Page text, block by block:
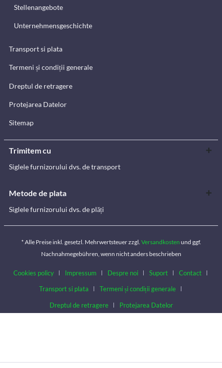
Stellenangebote
Unternehmensgeschichte
Transport si plata
Termeni și condiții generale
Dreptul de retragere
Protejarea Datelor
Sitemap
Trimitem cu
Siglele furnizorului dvs. de transport
Metode de plata
Siglele furnizorului dvs. de plăți
* Alle Preise inkl. gesetzl. Mehrwertsteuer zzgl. Versandkosten und ggf.
Nachnahmegebühren, wenn nicht anders beschrieben
Cookies policy Impressum Despre noi Suport
Contact
Transport si plata
Termeni și condiții generale
Dreptul de retragere Protejarea Datelor